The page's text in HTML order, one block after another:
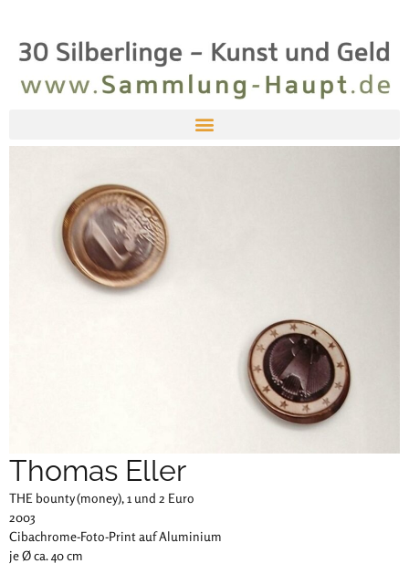
Thomas Eller
THE bounty (money), 1 und 2 Euro
2003
Cibachrome-Foto-Print auf Aluminium
je Ø ca. 40 cm